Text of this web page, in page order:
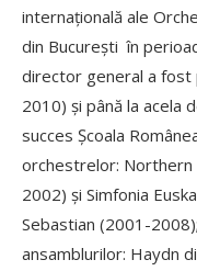
internațională ale
din București în
director general a fost
2010) și până la acela
succes Școala
orchestrelor:
2002) și Simfonia
Sebastian (2001-
ansamblurilor: Haydn